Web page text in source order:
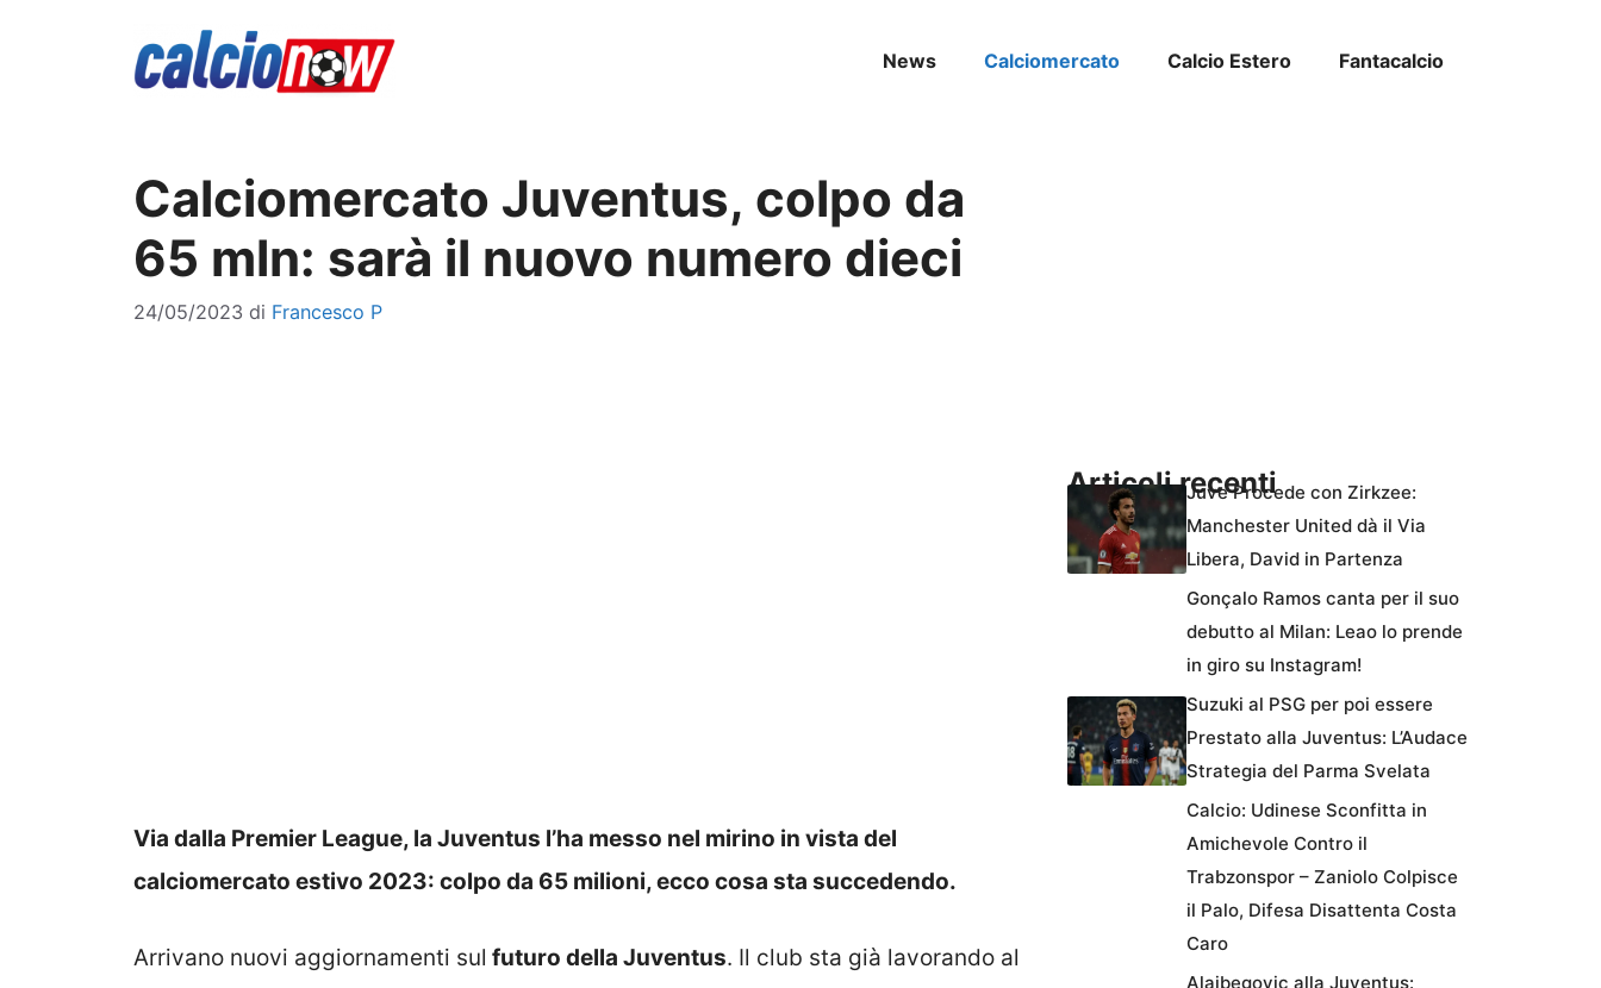
News Calciomercato Calcio Estero Fantacalcio
Calciomercato Juventus, colpo da
65 mln: sarà il nuovo numero dieci
24/05/2023 di Francesco P
Via dalla Premier League, la Juventus l’ha messo nel mirino in vista del
calciomercato estivo 2023: colpo da 65 milioni, ecco cosa sta succedendo.
Arrivano nuovi aggiornamenti sul futuro della Juventus. Il club sta già lavorando al
Articoli recentiJuve Procede con Zirkzee:
Manchester United dà il Via
Libera, David in Partenza
Gonçalo Ramos canta per il suo
debutto al Milan: Leao lo prende
in giro su Instagram!
Suzuki al PSG per poi essere
Prestato alla Juventus: L’Audace
Strategia del Parma Svelata
Calcio: Udinese Sconfitta in
Amichevole Contro il
Trabzonspor – Zaniolo Colpisce
il Palo, Difesa Disattenta Costa
Caro
Alajbegovic alla Juventus: